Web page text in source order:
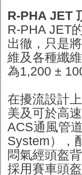
R-PHA JET
R-PHA JET
出徹，只是
維及各種纖
為1,200 ±
在擾流設計
美及可於高
ACS通風管
System），
悶氣經頭盔
採用賽車頭